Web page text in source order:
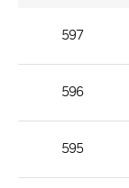
론
597
596
595